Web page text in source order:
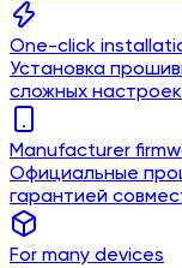
One-click
Установка
сложных настроек
Manufacturer
Официальные
гарантией
For many devices